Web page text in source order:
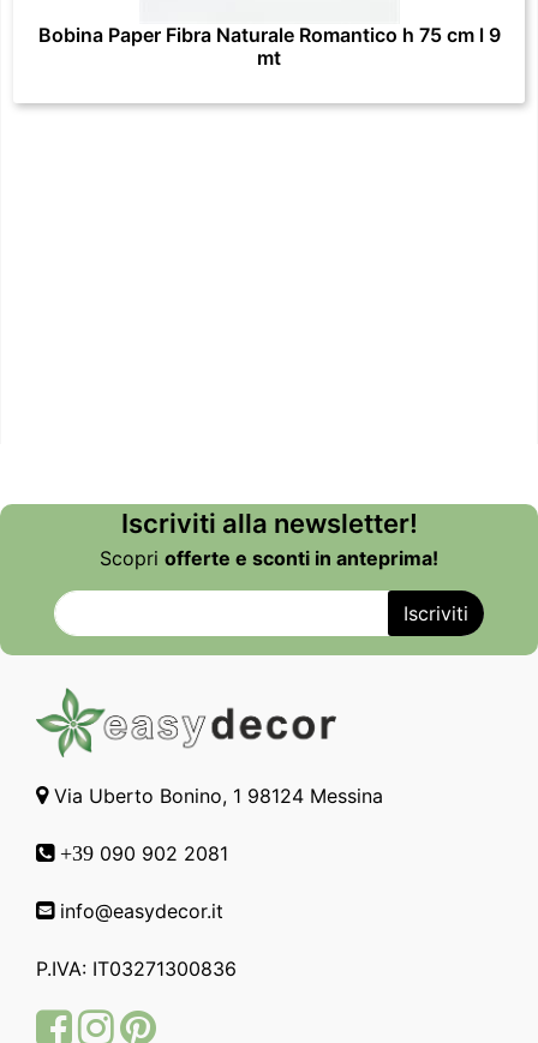
Bobina Paper Fibra Naturale Romantico h 75 cm l 9
mt
Iscriviti alla newsletter!
Scopri offerte e sconti in anteprima!
Via Uberto Bonino, 1 98124 Messina
+39 090 902 2081
info@easydecor.it
P.IVA: IT03271300836
FacebookInstagram
Pinterest